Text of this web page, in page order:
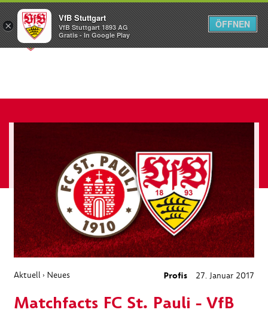
Menü
Aktuell › Neues Profis 27. Januar 2017
Matchfacts FC St. Pauli - VfB
×
VfB Stuttgart
VfB Stuttgart 1893 AG
Gratis - In Google Play
ÖFFNEN